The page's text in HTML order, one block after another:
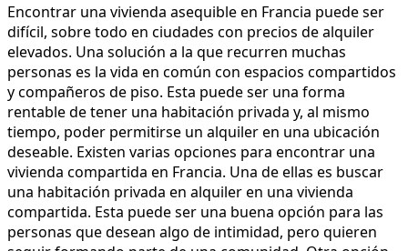
Encontrar una vivienda asequible en Francia puede ser
difícil, sobre todo en ciudades con precios de alquiler
elevados. Una solución a la que recurren muchas
personas es la vida en común con espacios compartidos
y compañeros de piso. Esta puede ser una forma
rentable de tener una habitación privada y, al mismo
tiempo, poder permitirse un alquiler en una ubicación
deseable. Existen varias opciones para encontrar una
vivienda compartida en Francia. Una de ellas es buscar
una habitación privada en alquiler en una vivienda
compartida. Esta puede ser una buena opción para las
personas que desean algo de intimidad, pero quieren